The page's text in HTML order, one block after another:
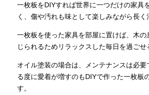
一枚板をDIYすれば世界に一つだけの家具
く、傷や汚れも味として楽しみながら長く
一枚板を使った家具を部屋に置けば、木の
じられるためリラックスした毎日を過ごせ
オイル塗装の場合は、メンテナンスは必要
る度に愛着が増すのもDIYで作った一枚板
す。